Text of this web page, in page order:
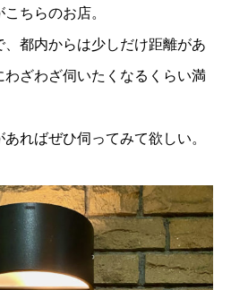
ちらのお店。
都内からは少しだけ距離があ
わざわざ伺いたくなるくらい満
ればぜひ伺ってみて欲しい。